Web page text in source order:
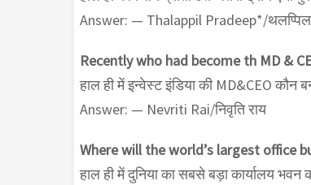
Answer: — Thalappil Pradeep*/थलप्पिल
Recently who had become th MD &
हाल ही में इन्वेस्ट इंडिया की MD&CEO कौन
Answer: — Nevriti Rai/निवृति राय
Where will the world’s largest office
हाल ही में दुनिया का सबसे बड़ा कार्यालय भवन